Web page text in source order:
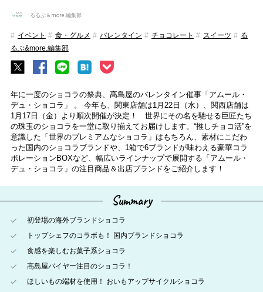
るるぶ＆more.編集部
イベント 食・グルメ バレンタイン チョコレート スイーツ
る
るぶ&more.編集部
年に一度のショコラの祭典、髙島屋のバレンタイン催事「アムール・
デュ・ショコラ」 。 今年も、関東店舗は1月22日（水）、関西店舗は
1月17日（金）より順次開催が決定！ 世界にその名を馳せる巨匠たち
の珠玉のショコラを一堂に取り揃えてお届けします。“推しチョコ活”を
意識した「世界のプレミアムなショコラ」はもちろん、素材にこだわ
った国内のショコラブランドや、1箱で6ブランドが味わえる豪華コラ
ボレーションBOXなど、幅広いラインナップで展開する「アムール・
デュ・ショコラ」の注目商品＆出店ブランドをご紹介します！
Summary
初登場の海外ブランドショコラ
トップシェフのコラボも！ 国内ブランドショコラ
食感を楽しむお菓子系ショコラ
高島屋バイヤー注目のショコラ！
ほしいもの端材を使用！ おいもアップサイクルショコラ